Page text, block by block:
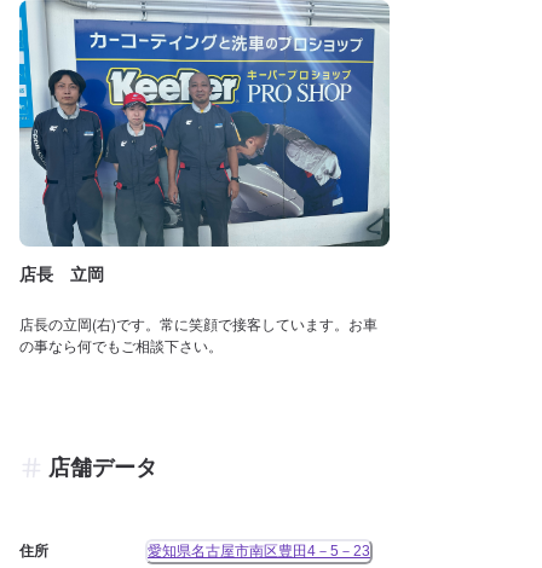
店長 立岡
店長の立岡(右)です。常に笑顔で接客しています。お車
の事なら何でもご相談下さい。
店舗データ
住所 愛知県名古屋市南区豊田4－5－23